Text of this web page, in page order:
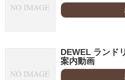
DEWEL ラン
案内動画